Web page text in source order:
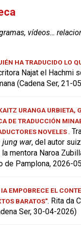
vídeos…
HA TRADUCIDO LO
Najat el Hachmi
(Cadena Ser, 21-
URANGA URBIETA,
DE TRADUCCIÓN
NOVELES.
jung war, del autor
mentora Naroa
de Pamplona, 2026-
EMPOBRECE EL
BARATOS". Rita da
Ser, 30-04-2026)